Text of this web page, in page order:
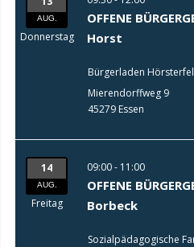
AUG.
Donnerstag
OFFENE
Horst
Bürgerladen
Mierendorffweg 9
45279 Essen
14
AUG.
Freitag
09:00 - 11:00
OFFENE
Borbeck
Sozialpädagogische